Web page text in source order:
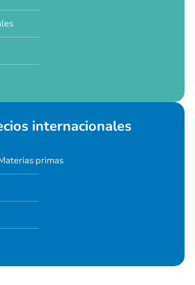
internacionales
primas